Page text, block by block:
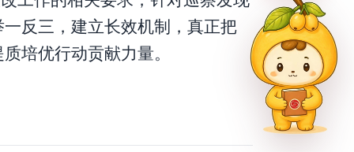
一反三 ， 建立长效机制，真正把
培优行动贡献力量。